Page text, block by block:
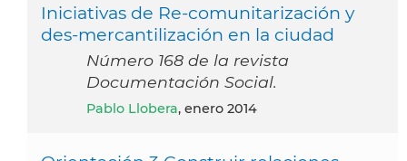
Iniciativas de Re-comunitarización y
des-mercantilización en la ciudad
Número 168 de la revista
Documentación Social.
Pablo Llobera, enero 2014